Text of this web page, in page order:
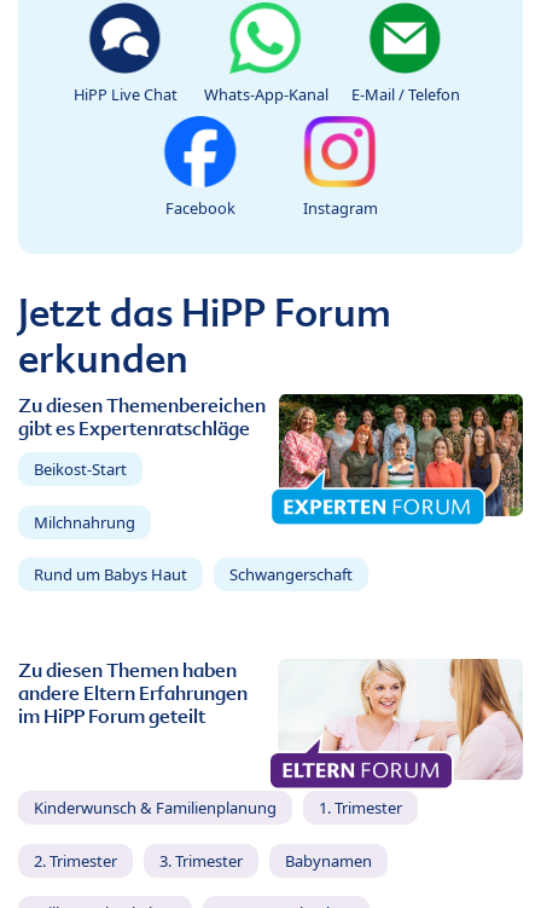
HiPP Live Chat Whats-App-Kanal E-Mail / Telefon
Facebook Instagram
Jetzt das HiPP Forum
erkunden
Zu diesen Themenbereichen
gibt es Expertenratschläge
Beikost-Start
Milchnahrung
Rund um Babys Haut Schwangerschaft
Zu diesen Themen haben
andere Eltern Erfahrungen
im HiPP Forum geteilt
Kinderwunsch & Familienplanung 1. Trimester
2. Trimester 3. Trimester Babynamen